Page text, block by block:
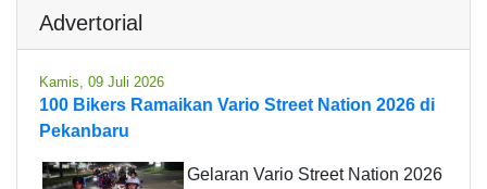
Advertorial
Kamis, 09 Juli 2026
100 Bikers Ramaikan Vario Street Nation 2026 di
Pekanbaru
Gelaran Vario Street Nation 2026